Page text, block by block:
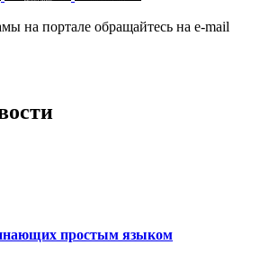
на портале обращайтесь на e-mail
простым языком